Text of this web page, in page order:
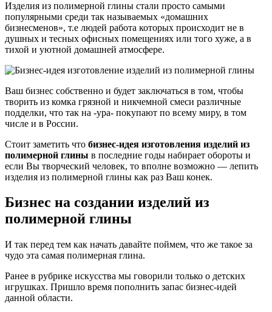
Изделия из полимерной глины стали просто самыми
популярными среди так называемых «домашних
бизнесменов», т.е людей работа которых происходит не в
душных и тесных офисных помещениях или того хуже, а в
тихой и уютной домашней атмосфере.
Ваш бизнес собственно и будет заключаться в том, чтобы
творить из комка грязной и никчемной смеси различные
подделки, что так на -ура- покупают по всему миру, в том
числе и в России.
Стоит заметить что бизнес-идея изготовления изделий из
полимерной глины в последние годы набирает обороты и
если Вы творческий человек, то вполне возможно — лепить
изделия из полимерной глины как раз Ваш конек.
Бизнес на создании изделий из
полимерной глины
И так перед тем как начать давайте поймем, что же такое за
чудо эта самая полимерная глина.
Ранее в рубрике искусства мы говорили только о детских
игрушках. Пришло время пополнить запас бизнес-идей
данной области.